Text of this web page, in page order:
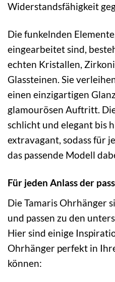
Widerstandsfähigkeit
Die funkelnden
eingearbeitet sind,
echten Kristallen,
Glassteinen. Sie
einen einzigartigen
glamourösen Auftritt.
schlicht und elegant bis
extravagant, sodass für
das passende Modell
Für jeden Anlass der
Die Tamaris Ohrhänger
und passen zu den
Hier sind einige
Ohrhänger perfekt in
können: